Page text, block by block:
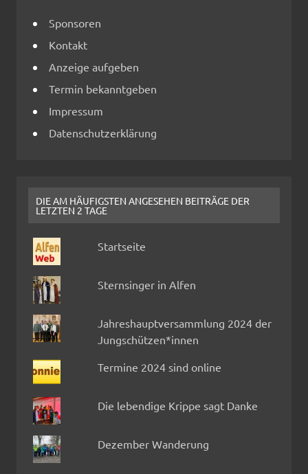
Sponsoren
Kontakt
Anzeige aufgeben
Termin bekanntgeben
Impressum
Datenschutzerklärung
DIE AM HÄUFIGSTEN ANGESEHEN BEITRÄGE DER
LETZTEN 2 TAGE
Startseite
Sternsinger in Alfen
Jahreshauptversammlung 2024 der
Jungschützen*innen
Termine 2024 sind online
Die lebendige Krippe sagt Danke
Dezember Wanderung